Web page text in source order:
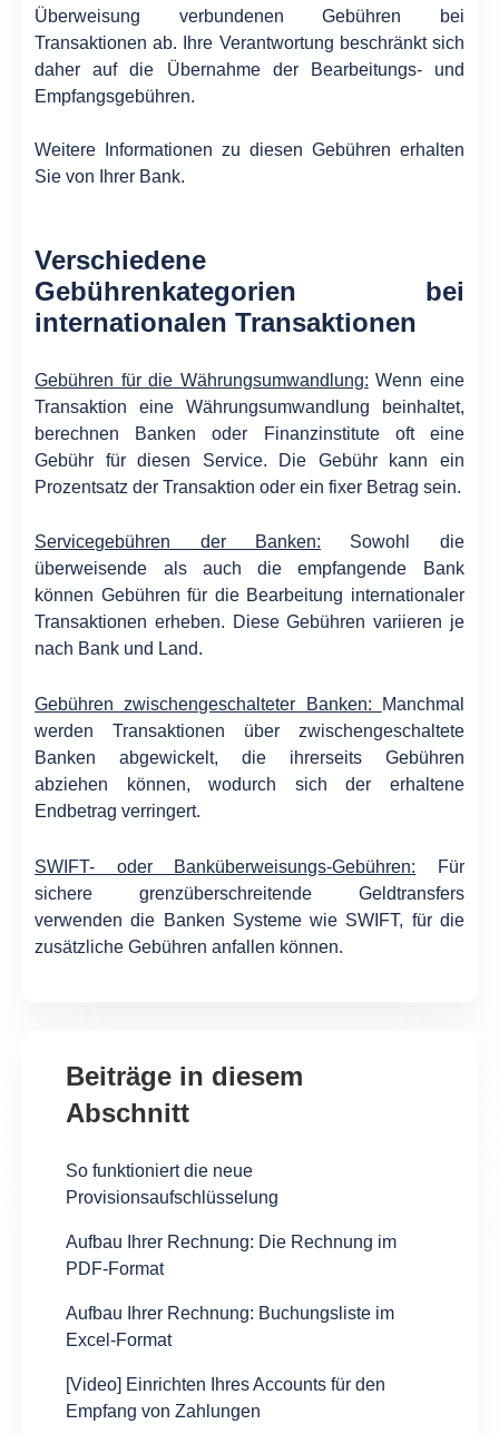
Überweisung verbundenen Gebühren bei
Transaktionen ab. Ihre Verantwortung beschränkt sich
daher auf die Übernahme der Bearbeitungs- und
Empfangsgebühren.
Weitere Informationen zu diesen Gebühren erhalten
Sie von Ihrer Bank.
Verschiedene
Gebührenkategorien bei
internationalen Transaktionen
Gebühren für die Währungsumwandlung: Wenn eine
Transaktion eine Währungsumwandlung beinhaltet,
berechnen Banken oder Finanzinstitute oft eine
Gebühr für diesen Service. Die Gebühr kann ein
Prozentsatz der Transaktion oder ein fixer Betrag sein.
Servicegebühren der Banken: Sowohl die
überweisende als auch die empfangende Bank
können Gebühren für die Bearbeitung internationaler
Transaktionen erheben. Diese Gebühren variieren je
nach Bank und Land.
Gebühren zwischengeschalteter Banken:
Manchmal
werden Transaktionen über zwischengeschaltete
Banken abgewickelt, die ihrerseits Gebühren
abziehen können, wodurch sich der erhaltene
Endbetrag verringert.
SWIFT- oder Banküberweisungs-Gebühren: Für
sichere grenzüberschreitende Geldtransfers
verwenden die Banken Systeme wie SWIFT, für die
zusätzliche Gebühren anfallen können.
Beiträge in diesem
Abschnitt
So funktioniert die neue
Provisionsaufschlüsselung
Aufbau Ihrer Rechnung: Die Rechnung im
PDF-Format
Aufbau Ihrer Rechnung: Buchungsliste im
Excel-Format
[Video] Einrichten Ihres Accounts für den
Empfang von Zahlungen